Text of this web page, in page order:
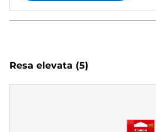
Resa elevata (5)